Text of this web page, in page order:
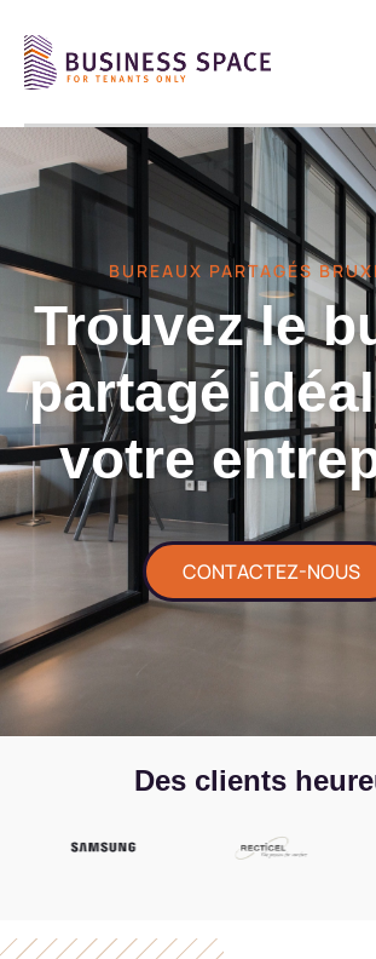
BUREAUX PARTAGÉS
Trouvez le
partagé
votre
CONTACTEZ-NOUS
Des clients